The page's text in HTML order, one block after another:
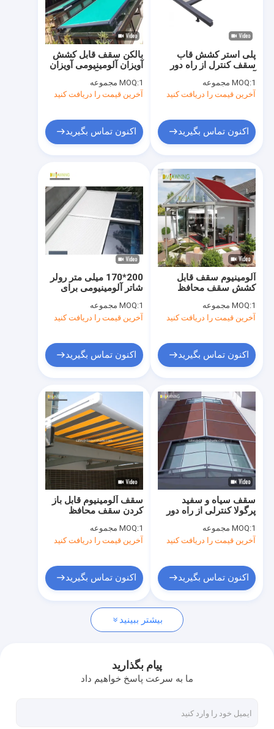
محصولات
درباره ما
تور کارخانه
کنترل کیفیت
با ما تماس بگیرید
اخبار
درخواست نقل قول
دستگاه های آویزان قابل باز کردن
آویزان های پنجره قابل باز شدن
آویزان سقف قابل باز کردن
بالکن سقف قابل کشش
آویزان آلومینیومی آویزان
MOQ:1 مجموعه
آخرین قیمت را دریافت کنید
اکنون تماس بگیرید
پلی استر کشش قاب
سقف کنترل از راه دور
سقف محافظ
MOQ:1 مجموعه
آخرین قیمت را دریافت کنید
اکنون تماس بگیرید
200*170 میلی متر رولر
شاتر آلومینیومی برای
سقف
MOQ:1 مجموعه
آخرین قیمت را دریافت کنید
اکنون تماس بگیرید
آلومینیوم سقف قابل
کشش سقف محافظ
MOQ:1 مجموعه
آخرین قیمت را دریافت کنید
اکنون تماس بگیرید
سقف آلومینیوم قابل باز
کردن سقف محافظ
MOQ:1 مجموعه
آخرین قیمت را دریافت کنید
اکنون تماس بگیرید
سقف سیاه و سفید
پرگولا کنترلی از راه دور
MOQ:1 مجموعه
آخرین قیمت را دریافت کنید
اکنون تماس بگیرید
بیشتر ببینید
پیام بگذارید
ما به سرعت پاسخ خواهیم داد